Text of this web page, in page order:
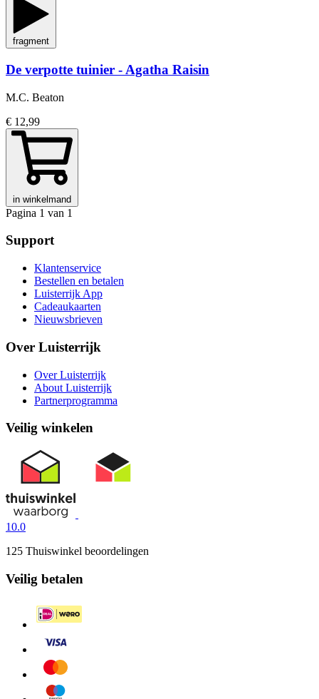
fragment
De verpotte tuinier - Agatha Raisin
M.C. Beaton
€ 12,99
in winkelmand
Pagina 1 van 1
Support
Klantenservice
Bestellen en betalen
Luisterrijk App
Cadeaukaarten
Nieuwsbrieven
Over Luisterrijk
Over Luisterrijk
About Luisterrijk
Partnerprogramma
Veilig winkelen
10.0
125 Thuiswinkel beoordelingen
Veilig betalen